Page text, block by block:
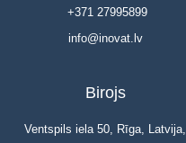
+371 27995899
info@inovat.lv
Birojs
Ventspils iela 50, Rīga, Latvija,